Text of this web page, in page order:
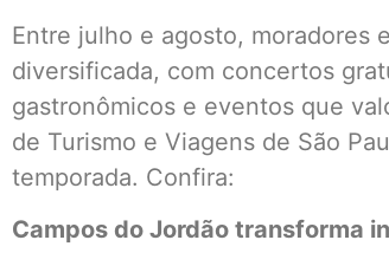
Entre julho e agosto, moradores
diversificada, com concertos
gastronômicos e eventos que
de Turismo e Viagens de São
temporada. Confira:
Campos do Jordão transforma